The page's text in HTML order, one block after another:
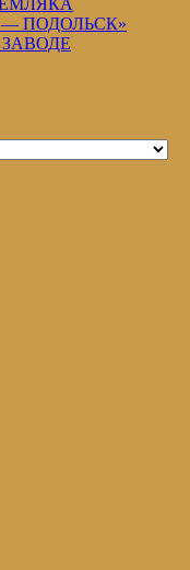
ПОДОЛЬСК»